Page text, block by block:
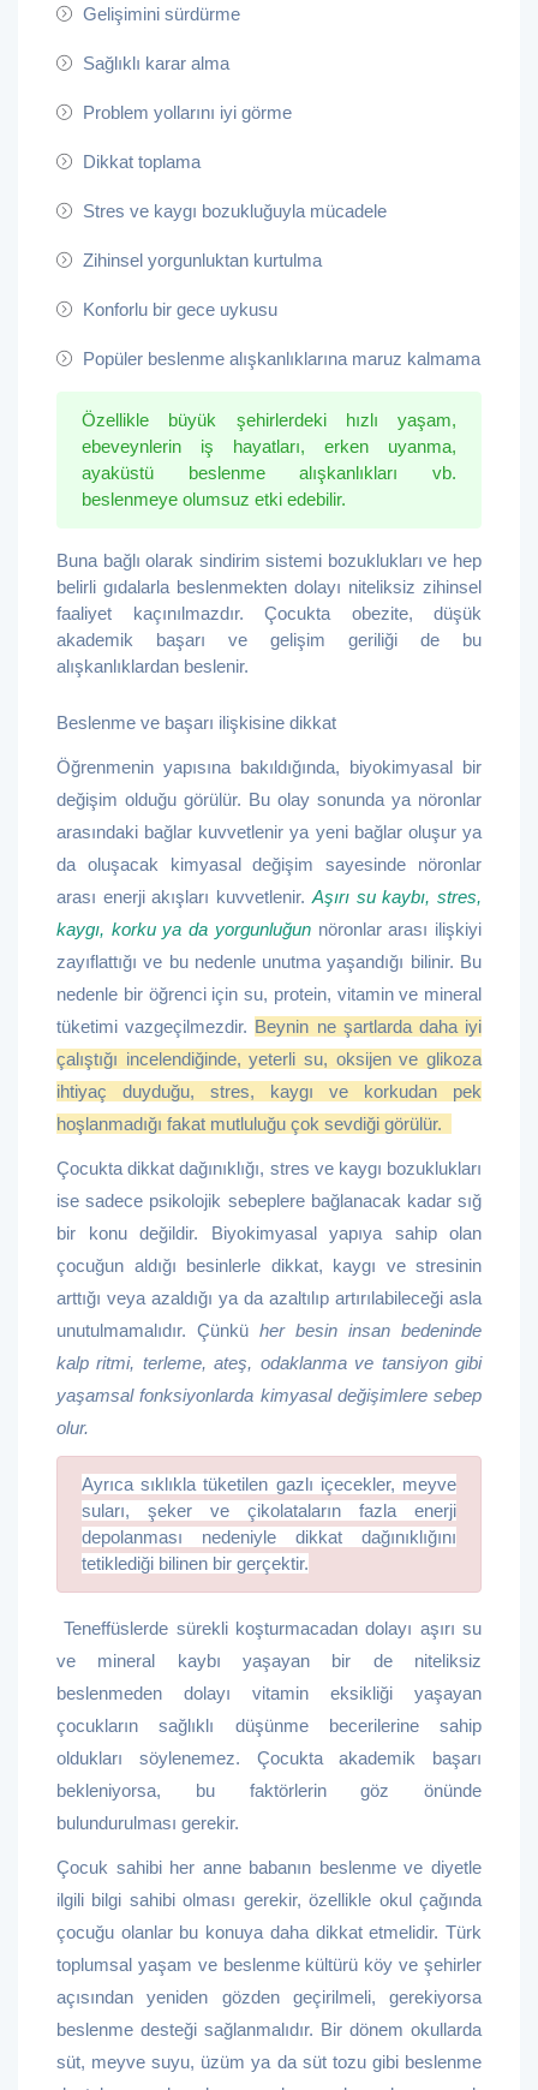
Gelişimini sürdürme
Sağlıklı karar alma
Problem yollarını iyi görme
Dikkat toplama
Stres ve kaygı bozukluğuyla mücadele
Zihinsel yorgunluktan kurtulma
Konforlu bir gece uykusu
Popüler beslenme alışkanlıklarına maruz kalmama
Özellikle büyük şehirlerdeki hızlı yaşam,
ebeveynlerin iş hayatları, erken uyanma,
ayaküstü beslenme alışkanlıkları vb.
beslenmeye olumsuz etki edebilir.
Buna bağlı olarak sindirim sistemi bozuklukları ve hep
belirli gıdalarla beslenmekten dolayı niteliksiz zihinsel
faaliyet kaçınılmazdır. Çocukta obezite, düşük
akademik başarı ve gelişim geriliği de bu
alışkanlıklardan beslenir.
Beslenme ve başarı ilişkisine dikkat
Öğrenmenin yapısına bakıldığında, biyokimyasal bir
değişim olduğu görülür. Bu olay sonunda ya nöronlar
arasındaki bağlar kuvvetlenir ya yeni bağlar oluşur ya
da oluşacak kimyasal değişim sayesinde nöronlar
arası enerji akışları kuvvetlenir. Aşırı su kaybı, stres,
kaygı, korku ya da yorgunluğunnöronlar arası ilişkiyi
zayıflattığı ve bu nedenle unutma yaşandığı bilinir. Bu
nedenle bir öğrenci için su, protein, vitamin ve mineral
tüketimi vazgeçilmezdir. Beynin ne şartlarda daha iyi
çalıştığı incelendiğinde, yeterli su, oksijen ve glikoza
ihtiyaç duyduğu, stres, kaygı ve korkudan pek
hoşlanmadığı fakat mutluluğu çok sevdiği görülür.
Çocukta dikkat dağınıklığı, stres ve kaygı bozuklukları
ise sadece psikolojik sebeplere bağlanacak kadar sığ
bir konu değildir. Biyokimyasal yapıya sahip olan
çocuğun aldığı besinlerle dikkat, kaygı ve stresinin
arttığı veya azaldığı ya da azaltılıp artırılabileceği asla
unutulmamalıdır. Çünkü her besin insan bedeninde
kalp ritmi, terleme, ateş, odaklanma ve tansiyon gibi
yaşamsal fonksiyonlarda kimyasal değişimlere sebep
olur.
Ayrıca sıklıkla tüketilen gazlı içecekler, meyve
suları, şeker ve çikolataların fazla enerji
depolanması nedeniyle dikkat dağınıklığını
tetiklediği bilinen bir gerçektir.
Teneffüslerde sürekli koşturmacadan dolayı aşırı su
ve mineral kaybı yaşayan bir de niteliksiz
beslenmeden dolayı vitamin eksikliği yaşayan
çocukların sağlıklı düşünme becerilerine sahip
oldukları söylenemez. Çocukta akademik başarı
bekleniyorsa, bu faktörlerin göz önünde
bulundurulması gerekir.
Çocuk sahibi her anne babanın beslenme ve diyetle
ilgili bilgi sahibi olması gerekir, özellikle okul çağında
çocuğu olanlar bu konuya daha dikkat etmelidir. Türk
toplumsal yaşam ve beslenme kültürü köy ve şehirler
açısından yeniden gözden geçirilmeli, gerekiyorsa
beslenme desteği sağlanmalıdır. Bir dönem okullarda
süt, meyve suyu, üzüm ya da süt tozu gibi beslenme